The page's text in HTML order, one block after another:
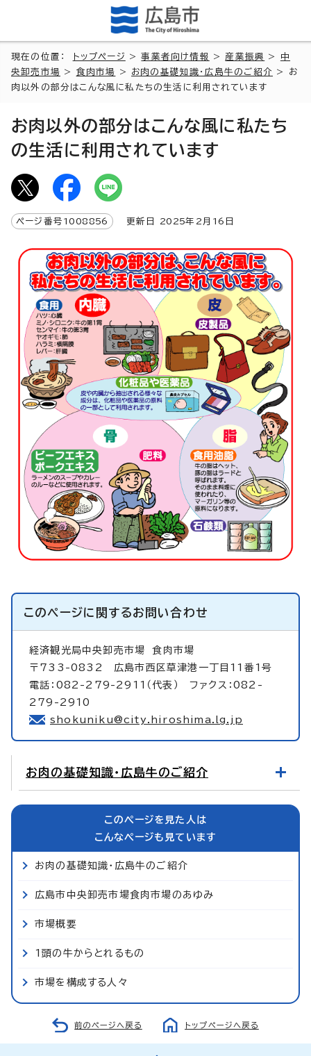
現在の位置： トップページ >事業者向け情報 > 産業振興 > 中
央卸売市場 > 食肉市場 > お肉の基礎知識・広島牛のご紹介
> お
肉以外の部分はこんな風に私たちの生活に利用されています
お肉以外の部分はこんな風に私たち
の生活に利用されています
ページ番号 1008856 更新日 2025年2月 16 日
このページに関するお問い合わせ
経済観光局中央卸売市場食肉市場
〒733-0832 広島市西区草津港一丁目11番1号
電話：082-279-2911（代表） ファクス：082-
279-2910
shokuniku@city.hiroshima.lg.jp
お肉の基礎知識・広島牛のご紹介
このページを見た人は
こんなページも見ています
お肉の基礎知識・広島牛のご紹介
広島市中央卸売市場食肉市場のあゆみ
市場概要
1頭の牛からとれるもの
市場を構成する人々
前のページへ戻る トップページへ戻る